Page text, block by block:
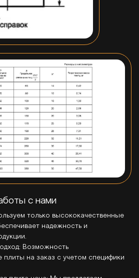
с нами
только высококачественные
надежность и
Возможность
плиты на заказ с учетом специфики